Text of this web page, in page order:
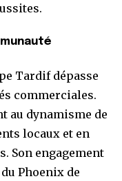
Tardif dépasse
commerciales.
au dynamisme de
locaux et en
Son engagement
Phoenix de